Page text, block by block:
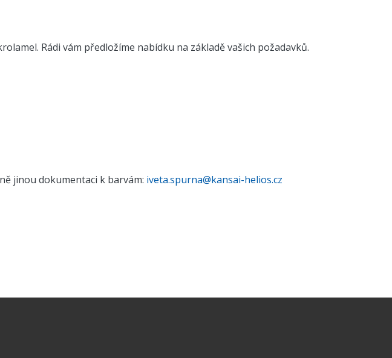
Rádi vám předložíme nabídku na základě vašich požadavků.
jinou dokumentaci k barvám: iveta.spurna@kansai-helios.cz